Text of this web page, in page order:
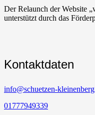
Der Relaunch der Website
unterstützt durch das
Kontaktdaten
info@schuetzen-
01777949339